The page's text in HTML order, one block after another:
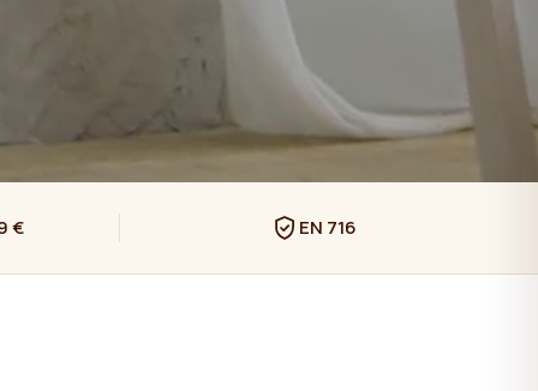
€ EN 716